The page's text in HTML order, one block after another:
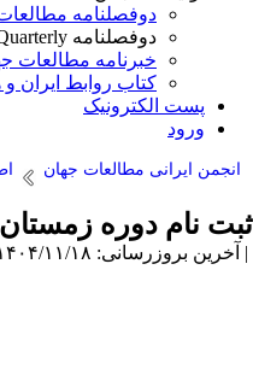
دوفصلنامه
دوفصلنامه World Sociopolitical Quarterly
خبرنامه مطالعات
کتاب روابط ایران و
پست الکترونیک
ورود
انجمن ایرانی مطالعات جهان
ثبت نام دوره زمستان ۱۴۰۴ آموزش زبان پرتغالی انجمن ایرانی مطالعات جهان آغاز شد
| آخرین بروزرسانی: ۱۴۰۴/۱۱/۱۸ |